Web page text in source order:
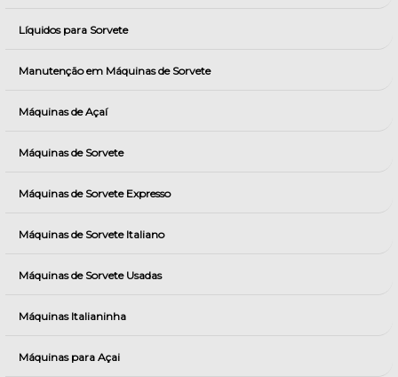
Líquidos para Sorvete
Manutenção em Máquinas de Sorvete
Máquinas de Açaí
Máquinas de Sorvete
Máquinas de Sorvete Expresso
Máquinas de Sorvete Italiano
Máquinas de Sorvete Usadas
Máquinas Italianinha
Máquinas para Açai